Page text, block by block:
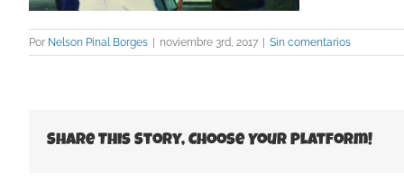
Por Nelson Pinal Borges | noviembre 3rd, 2017 | Sin comentarios
Share This Story, Choose Your Platform!